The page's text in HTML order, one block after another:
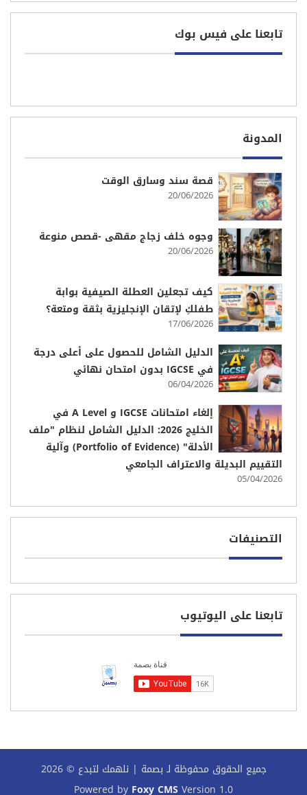
تابعنا على فيس بوك
المدونة
قصة سند وسارق الوقت
وجوه خلف زجاج مقهى -قصص منوعة
كيف تجعلين العطلة الصيفية بوابة
طفلكِ لإتقان الإنجليزية بثقة ومتعة؟
الدليل الشامل للحصول على أعلى درجة
في IGCSE بدون امتحان نهائي
إلغاء امتحانات IGCSE و A Level في
الخليج 2026: الدليل الشامل لنظام "ملف
الأدلة" (Portfolio of Evidence) وآلية
التقييم البديلة والاعتراف الجامعي
التصنيفات
تابعنا على اليوتيوب
جميع الحقوق محفوظة لـ بصمة | نلهمك لتبدع © 2026